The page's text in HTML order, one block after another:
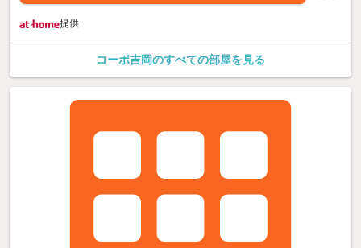
提供
コーポ吉岡のすべての部屋を見る